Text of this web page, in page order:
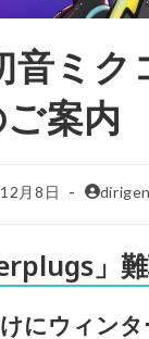
音ミク
案内
月8日
」
にウィンタ